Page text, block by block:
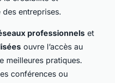
des entreprises.
professionnels et
ouvre l’accès au
meilleures pratiques.
conférences ou